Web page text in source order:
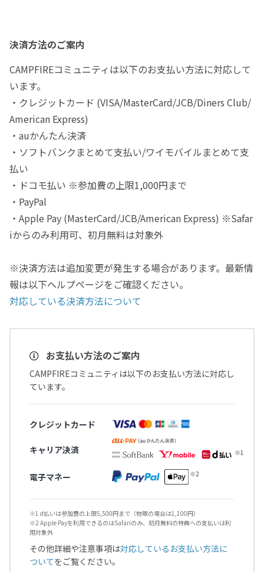
決済方法のご案内
CAMPFIREコミュニティは以下のお支払い方法に対応して
います。
・クレジットカード (VISA/MasterCard/JCB/Diners Club/
American Express)
・auかんたん決済
・ソフトバンクまとめて支払い/ワイモバイルまとめて支
払い
・ドコモ払い ※参加費の上限1,000円まで
・PayPal
・Apple Pay (MasterCard/JCB/American Express) ※Safar
iからのみ利用可、初月無料は対象外
※決済方法は追加変更が発生する場合があります。最新情
報は以下ヘルプページをご確認ください。
対応している決済方法について
お支払い方法のご案内
CAMPFIREコミュニティは以下のお支払い方法に対応し
ています。
クレジットカード
キャリア決済
電子マネー
※1 d払いは参加費の上限5,500円まで（物販の場合は1,100円）
※2 Apple Payを利用できるのはSafariのみ、初月無料の特典への支払いは利
用対象外
その他詳細や注意事項は対応しているお支払い方法に
ついてをご覧ください。